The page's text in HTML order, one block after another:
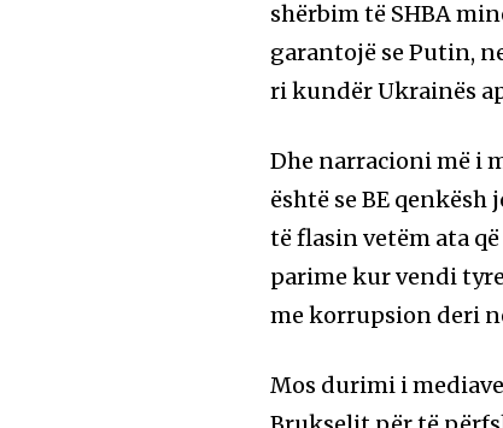
shërbim të SHBA
garantojë se Putin,
ri kundër Ukrainës
Dhe narracioni më i
është se BE
të flasin vetëm ata
parime kur vendi
me korrupsion deri
Mos durimi i